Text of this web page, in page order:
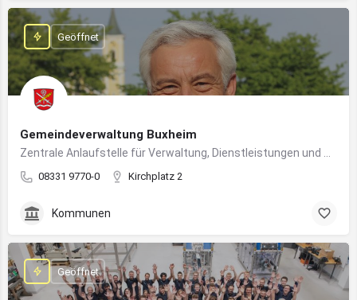
Gemeindeverwaltung Buxheim
08331 9770-0 Kirchplatz 2
Geöffnet
Kommunen
Geöffnet